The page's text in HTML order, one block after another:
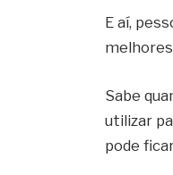
E aí,
Sabe
utilizar
pode